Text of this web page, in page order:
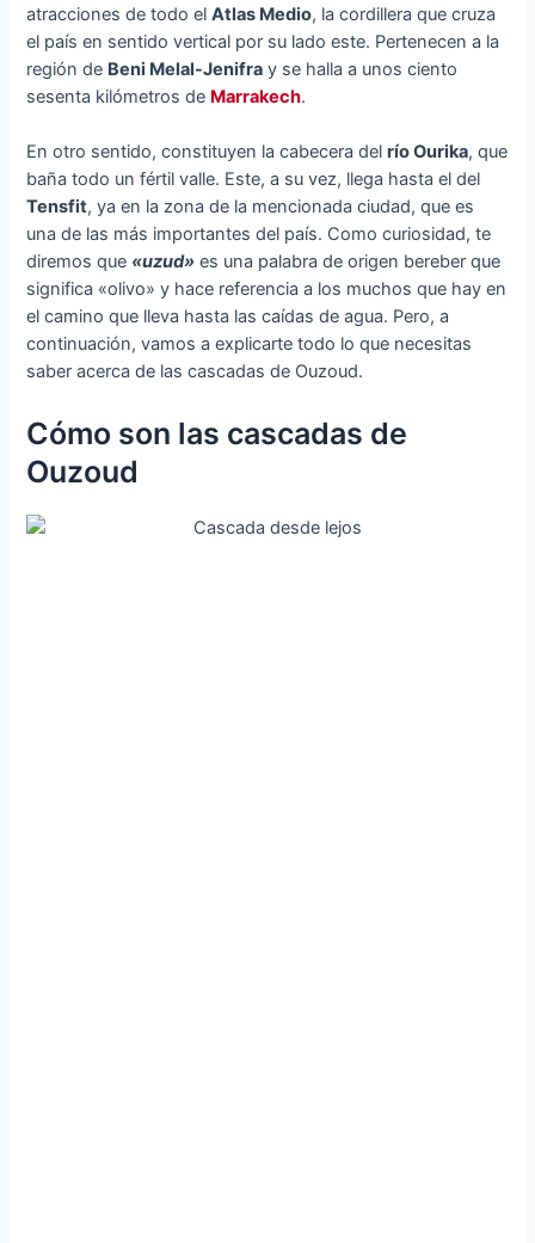
atracciones de todo elAtlas Medio, la cordillera que cruza
el país en sentido vertical por su lado este. Pertenecen a la
región de Beni Melal-Jenifra y se halla a unos ciento
sesenta kilómetros de Marrakech.
En otro sentido, constituyen la cabecera delrío Ourika, que
baña todo un fértil valle. Este, a su vez, llega hasta el del
Tensfit, ya en la zona de la mencionada ciudad, que es
una de las más importantes del país. Como curiosidad, te
diremos que «uzud» es una palabra de origen bereber que
significa «olivo» y hace referencia a los muchos que hay en
el camino que lleva hasta las caídas de agua. Pero, a
continuación, vamos a explicarte todo lo que necesitas
saber acerca de las cascadas de Ouzoud.
Cómo son las cascadas de
Ouzoud